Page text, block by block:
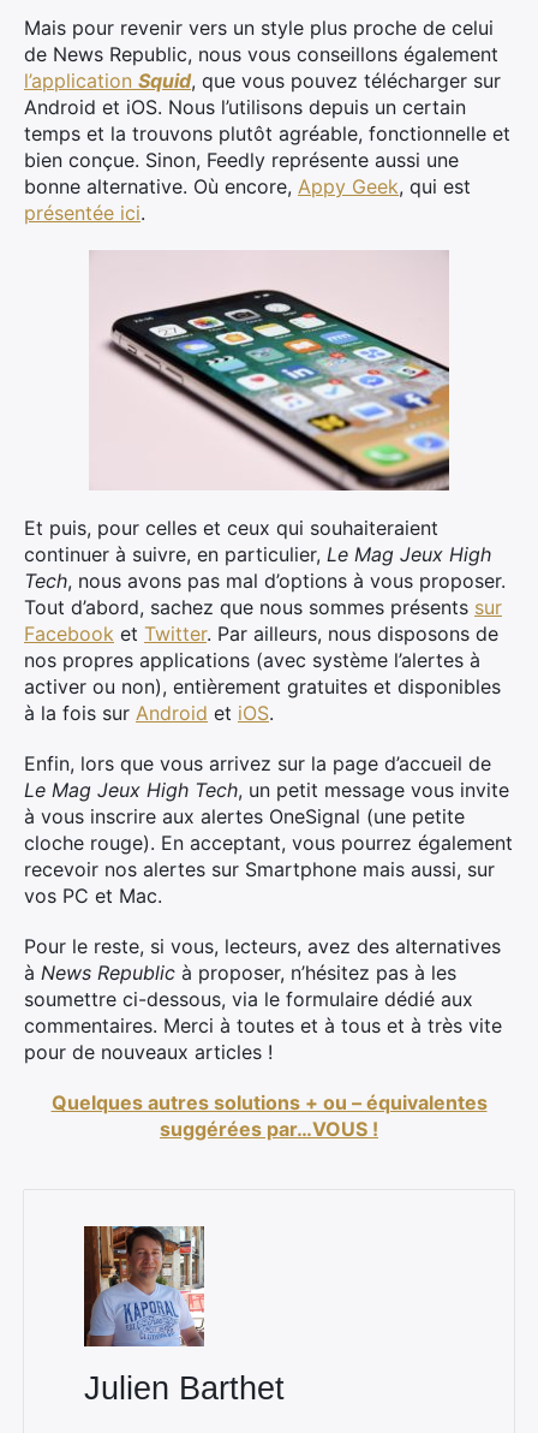
Mais pour revenir vers un style plus proche de celui
de News Republic, nous vous conseillons également
l’application Squid, que vous pouvez télécharger sur
Android et iOS. Nous l’utilisons depuis un certain
temps et la trouvons plutôt agréable, fonctionnelle et
bien conçue. Sinon, Feedly représente aussi une
bonne alternative. Où encore, Appy Geek, qui est
présentée ici.
Et puis, pour celles et ceux qui souhaiteraient
continuer à suivre, en particulier, Le Mag Jeux High
Tech, nous avons pas mal d’options à vous proposer.
Tout d’abord, sachez que nous sommes présents sur
Facebook et Twitter. Par ailleurs, nous disposons de
nos propres applications (avec système l’alertes à
activer ou non), entièrement gratuites et disponibles
à la fois sur Android et iOS.
Enfin, lors que vous arrivez sur la page d’accueil de
Le Mag Jeux High Tech, un petit message vous invite
à vous inscrire aux alertes OneSignal (une petite
cloche rouge). En acceptant, vous pourrez également
recevoir nos alertes sur Smartphone mais aussi, sur
vos PC et Mac.
Pour le reste, si vous, lecteurs, avez des alternatives
à News Republic à proposer, n’hésitez pas à les
soumettre ci-dessous, via le formulaire dédié aux
commentaires. Merci à toutes et à tous et à très vite
pour de nouveaux articles !
Quelques autres solutions + ou – équivalentes
suggérées par…VOUS !
Julien Barthet